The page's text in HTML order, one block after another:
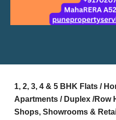
1, 2, 3, 4 & 5 BHK Flats /
Apartments / Duplex /Row
Shops, Showrooms &